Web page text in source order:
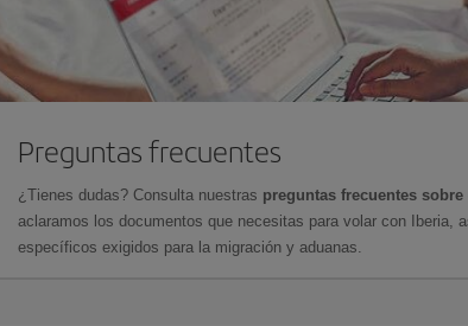
Preguntas frecuentes
¿Tienes dudas? Consulta nuestras preguntas frecuentes
aclaramos los documentos que necesitas para volar con Iberia,
específicos exigidos para la migración y aduanas.